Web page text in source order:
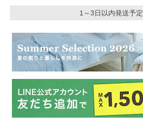
1～3日以内発送予定